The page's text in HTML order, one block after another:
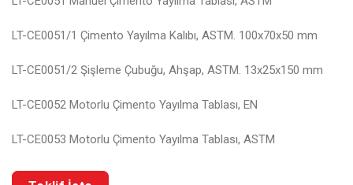
LT-CE0051/1 Çimento Yayılma Kalıbı, ASTM. 100x70x50 mm
LT-CE0051/2 Şişleme Çubuğu, Ahşap, ASTM. 13x25x150 mm
LT-CE0052 Motorlu Çimento Yayılma Tablası, EN
LT-CE0053 Motorlu Çimento Yayılma Tablası, ASTM